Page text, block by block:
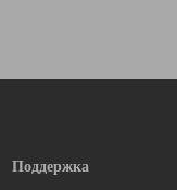
Поддержка